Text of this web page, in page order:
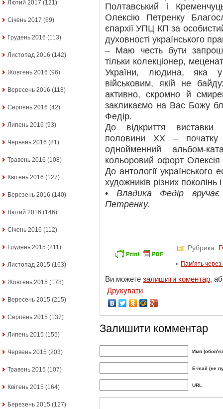
Лютий 2017 (121)
Січень 2017 (69)
Грудень 2016 (113)
Листопад 2016 (142)
Жовтень 2016 (96)
Вересень 2016 (118)
Серпень 2016 (42)
Липень 2016 (93)
Червень 2016 (81)
Травень 2016 (108)
Квітень 2016 (127)
Березень 2016 (140)
Лютий 2016 (146)
Січень 2016 (112)
Грудень 2015 (211)
Листопад 2015 (163)
Жовтень 2015 (178)
Вересень 2015 (215)
Серпень 2015 (137)
Липень 2015 (155)
Червень 2015 (203)
Травень 2015 (107)
Квітень 2015 (164)
Березень 2015 (127)
Полтавський і
Олексію Петренку
єпархії УПЦ КП за
духовності українського
– Маю честь бути
тільки колекціонер,
України, людина, яка
військовим, якій не
активно, скромно й
закликаємо на Вас Божу
Федір.
До відкриття виставки
половини ХХ – початку
однойменний альбом-
кольоровий офорт
До антології
художників різних поколінь
• Владика Федір
Петренку.
Рубрика:
« Пам’ять через
Ви можете залишити коментар,
Друкувати
Залишити комментар
Имя
E-mail (не
URL